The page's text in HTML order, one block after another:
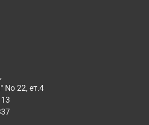
No 22, ет.4